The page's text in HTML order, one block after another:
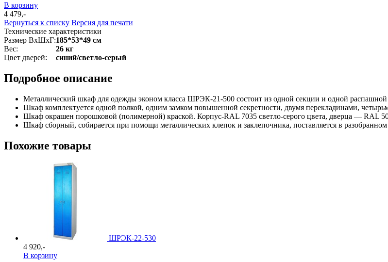
В корзину
4 479,-
Вернуться к списку Версия для печати
Технические характеристики
Размер ВхШхГ:185*53*49 см
Вес:
26 кг
Цвет дверей:
синий/светло-серый
Подробное описание
Металлический шкаф для одежды эконом класса ШРЭК-21-500 состоит из одной секции и одной распашной
Шкаф комплектуется одной полкой, одним замком повышенной секретности, двумя перекладинами,
Шкаф окрашен порошковой (полимерной) краской. Корпус-RAL 7035 светло-серого цвета, дверца — RAL
Шкаф сборный, собирается при помощи металлических клепок и заклепочника, поставляется в
Похожие товары
ШРЭК-22-530
4 920,-
В корзину